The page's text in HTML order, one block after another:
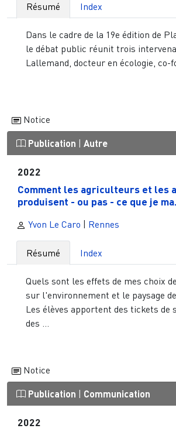
Résumé Index
Dans le cadre de la 19e édition de
le débat public réunit trois
Lallemand, docteur en écologie, co-
Notice
Publication Autre
2022
Comment les agriculteurs et les
produisent - ou pas - ce que je
Yvon Le Caro Rennes
Résumé Index
Quels sont les effets de mes choix
sur l'environnement et le paysage
Les élèves apportent des tickets de
des ...
Notice
Publication Communication
2022